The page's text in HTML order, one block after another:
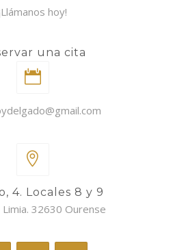
¡Llámanos hoy!
una cita
4. Locales 8 y 9
32630 Ourense